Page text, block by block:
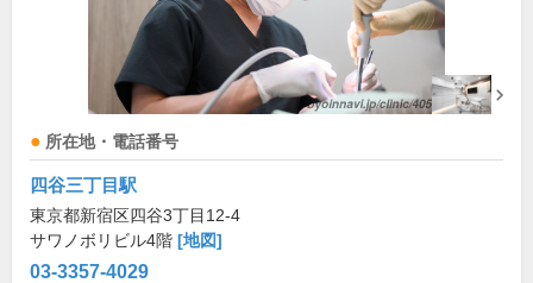
所在地・電話番号
四谷三丁目駅
東京都新宿区四谷3丁目12-4
サワノボリビル4階 [地図]
03-3357-4029